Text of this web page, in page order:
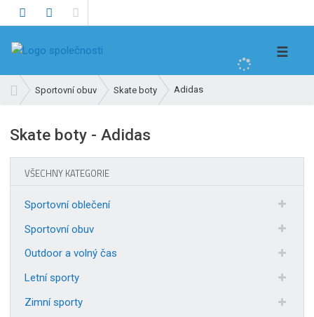
h
a
☰
v
d
Sportovní obuv Skate boty Adidas
Skate boty - Adidas
VŠECHNY KATEGORIE
Sportovní oblečení
Sportovní obuv
Outdoor a volný čas
Letní sporty
Zimní sporty